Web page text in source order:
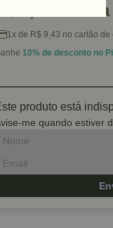
R$ 9,43 à vista
1x de R$ 9,43 no cartão de
10% de desconto no
produto está
me quando estiver